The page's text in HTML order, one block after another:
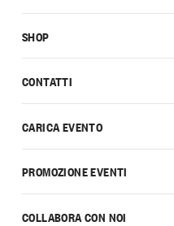
CONTATTI
CARICA EVENTO
PROMOZIONE EVENTI
COLLABORA CON NOI
SHOP